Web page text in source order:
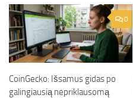
0
CoinGecko: Išsamus gidas po
galingiausią nepriklausomą